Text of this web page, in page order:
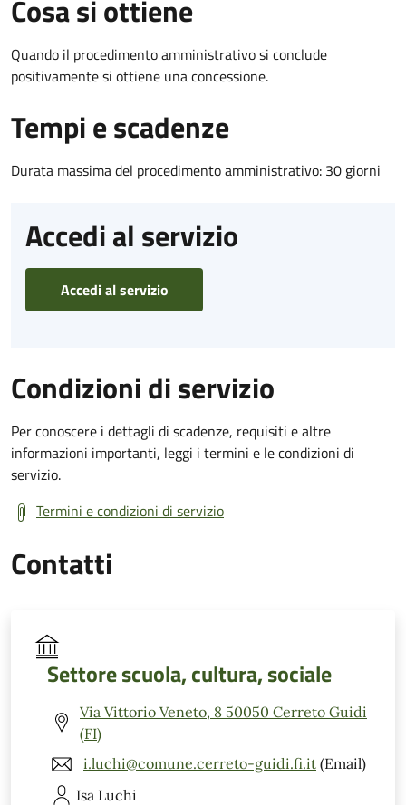
Cosa si ottiene
Quando il procedimento amministrativo si conclude
positivamente si ottiene una concessione.
Tempi e scadenze
Durata massima del procedimento amministrativo: 30 giorni
Accedi al servizio
Accedi al servizio
Condizioni di servizio
Per conoscere i dettagli di scadenze, requisiti e altre
informazioni importanti, leggi i termini e le condizioni di
servizio.
Termini e condizioni di servizio
Contatti
Settore scuola, cultura, sociale
Via Vittorio Veneto, 8 50050 Cerreto Guidi
(FI)
i.luchi@comune.cerreto-guidi.fi.it (Email)
Isa Luchi